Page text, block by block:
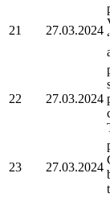
21 27.03.2024
22 27.03.2024
23 27.03.2024